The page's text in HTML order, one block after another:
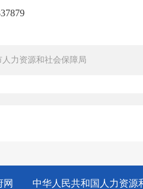
力资源和社会保障局
网 中华人民共和国人力资源